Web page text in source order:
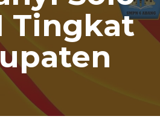
Tingkat